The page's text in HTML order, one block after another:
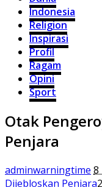
Indonesia
Religion
Inspirasi
Profil
Ragam
Opini
Sport
Otak
Penjara
adminwarningtime 8
Dijebloskan Penjara